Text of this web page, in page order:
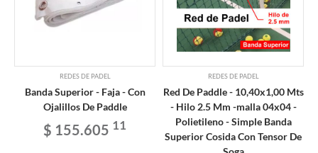
REDES DE PADEL
Banda Superior - Faja - Con
Ojalillos De Paddle
$ 155.605 11
REDES DE PADEL
Red De Paddle - 10,40x1,00 Mts
- Hilo 2.5 Mm -malla 04x04 -
Polietileno - Simple Banda
Superior Cosida Con Tensor De